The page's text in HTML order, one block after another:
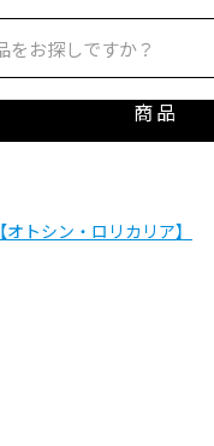
商品
【オトシン・ロリカリア】